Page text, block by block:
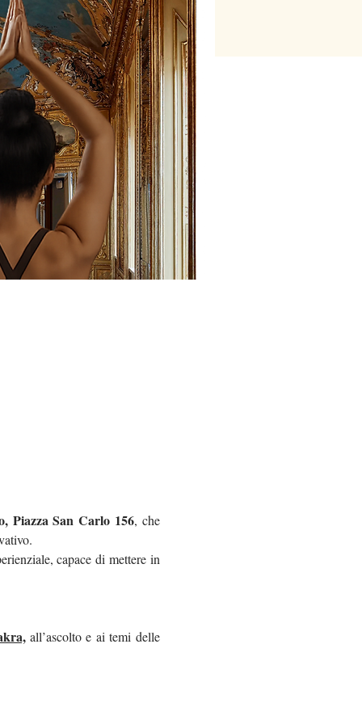
Piazza San Carlo 156, che
capace di mettere in
all’ascolto e ai temi delle